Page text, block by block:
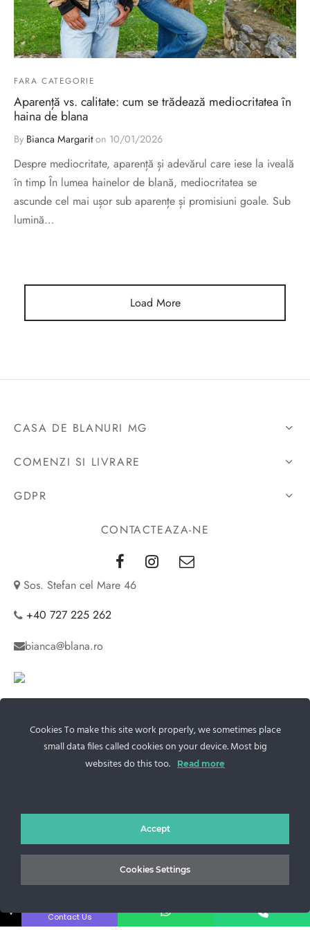
FARA CATEGORIE
Aparență vs. calitate: cum se trădează mediocritatea în
haina de blana
By Bianca Margariton 10/01/2026
Despre mediocritate, aparență și adevărul care iese la iveală
în timp În lumea hainelor de blană, mediocritatea se
ascunde cel mai ușor sub aparențe și promisiuni goale. Sub
lumină…
Load More
CASA DE BLANURI MG
COMENZI SI LIVRARE
GDPR
CONTACTEAZA-NE
Sos. Stefan cel Mare 46
+40 727 225 262
bianca@blana.ro
©2025 Blana.ro . Toate drepturile rezervate.
de blana
blanuri (Fur SPA)
Cookies To make this site work properly, we sometimes place
small data files called cookies on your device. Most big
websites do this too.
Read more
Accept
Cookies Settings
↓ Contact Us